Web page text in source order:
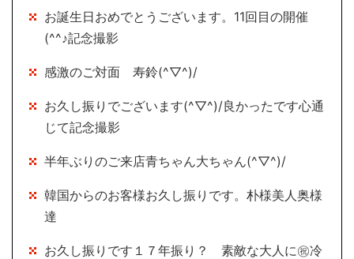
お誕生日おめでとうございます。11回目の開催
(^^♪記念撮影
感激のご対面 寿鈴(^▽^)/
お久し振りでございます(^▽^)/良かったです心通
じて記念撮影
半年ぶりのご来店青ちゃん大ちゃん(^▽^)/
韓国からのお客様お久し振りです。朴様美人奥様
達
お久し振りです１７年振り？ 素敵な大人に㊗冷